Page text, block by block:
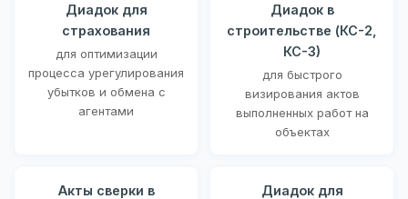
Диадок для
страхования
для оптимизации
процесса урегулирования
убытков и обмена с
агентами
Диадок в
строительстве (КС-2,
КС-3)
для быстрого
визирования актов
выполненных работ на
объектах
Акты сверки в
Диадок для